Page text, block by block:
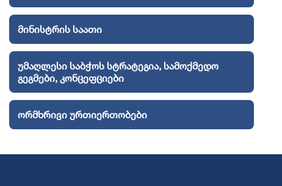
მინისტრის საათი
უმაღლესი საბჭოს სტრატეგია, სამოქმედო
გეგმები, კონცეფციები
ორმხრივი ურთიერთობები